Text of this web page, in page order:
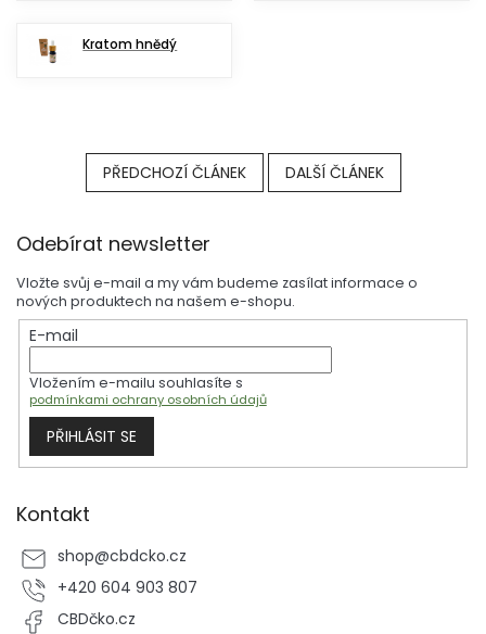
Kratom hnědý
PŘEDCHOZÍ ČLÁNEK DALŠÍ ČLÁNEK
Odebírat newsletter
Vložte svůj e-mail a my vám budeme zasílat informace o
nových produktech na našem e-shopu.
E-mail
Vložením e-mailu souhlasíte s
podmínkami ochrany osobních údajů
PŘIHLÁSIT SE
Kontakt
shop@cbdcko.cz
+420 604 903 807
CBDčko.cz